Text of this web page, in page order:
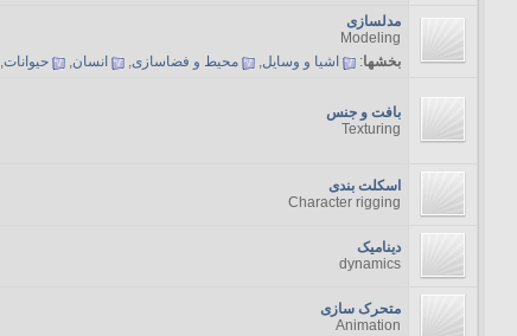
مدلسازی
Modeling
بخشها: اشیا و وسایل, محیط و فضاسازی, انسان, حیوانات,
بافت و جنس
Texturing
اسکلت بندی
Character rigging
دینامیک
dynamics
متحرک سازی
Animation